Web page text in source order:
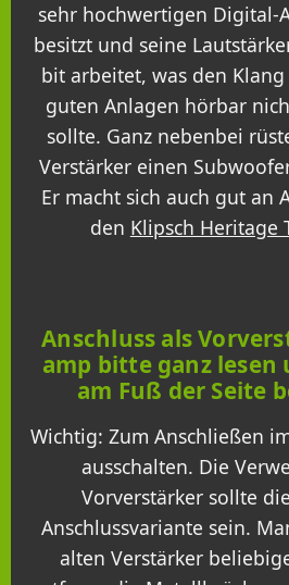
sehr hochwertigen Digital-
besitzt und seine
bit arbeitet, was den
guten Anlagen hörbar
sollte. Ganz nebenbei
Verstärker einen
Er macht sich auch gut an
den Klipsch Heritage
Anschluss als
amp bitte ganz lesen
am Fuß der Seite
Wichtig: Zum Anschließen
ausschalten. Die
Vorverstärker sollte
Anschlussvariante sein.
alten Verstärker